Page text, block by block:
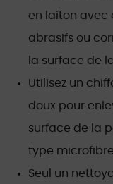
en laiton avec
abrasifs ou
la surface de
Utilisez un
doux pour
surface de la
type microfibre.
Seul un